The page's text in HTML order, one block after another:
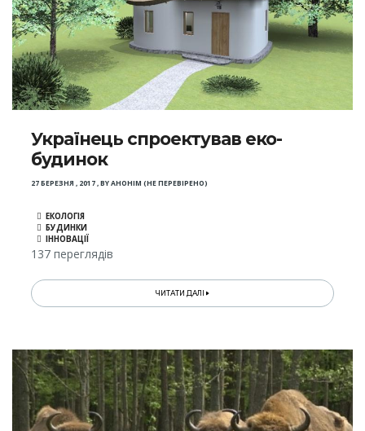
Українець спроектував еко-
будинок
27 БЕРЕЗНЯ , 2017,BYАНОНІМ (НЕ ПЕРЕВІРЕНО)
ЕКОЛОГІЯ
БУДИНКИ
ІННОВАЦІЇ
137 переглядів
ЧИТАТИ ДАЛІ